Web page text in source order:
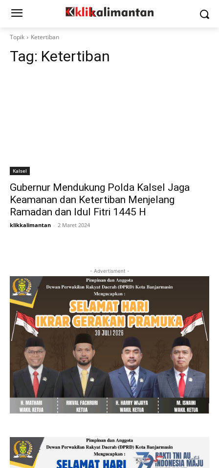
Topik Ketertiban
Tag: Ketertiban
Kalsel
Gubernur Mendukung Polda Kalsel Jaga
Keamanan dan Ketertiban Menjelang
Ramadan dan Idul Fitri 1445 H
klikkalimantan - 2 Maret 2024
- Advertisment -